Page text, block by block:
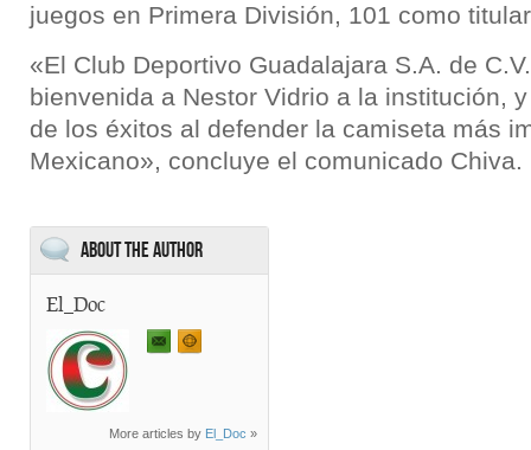
juegos en Primera División, 101 como
«El Club Deportivo Guadalajara S.A. de
bienvenida a Nestor Vidrio a la institución,
de los éxitos al defender la camiseta más
Mexicano», concluye el comunicado Chiva.
About the Author
El_Doc
More articles by El_Doc »